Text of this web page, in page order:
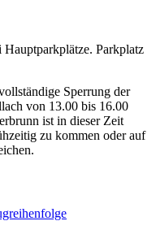
Parkplatz
Sperrung der
von 13.00 bis 16.00
ist in dieser Zeit
zu kommen oder auf